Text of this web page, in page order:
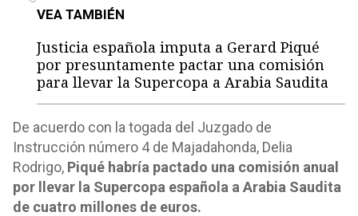
VEA TAMBIÉN
Justicia española imputa a Gerard Piqué
por presuntamente pactar una comisión
para llevar la Supercopa a Arabia Saudita
De acuerdo con la togada del Juzgado de
Instrucción número 4 de Majadahonda, Delia
Rodrigo, Piqué habría pactado una comisión anual
por llevar la Supercopa española a Arabia Saudita
de cuatro millones de euros.